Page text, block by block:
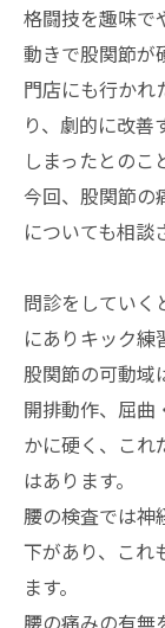
格闘技を趣味で
動きで股関節が
門店にも行かれ
り、劇的に改善
しまったとのこ
今回、股関節の
についても相談
問診をしていく
にありキック練
股関節の可動域
開排動作、屈曲
かに硬く、これ
はあります。
腰の検査では神
下があり、これ
ます。
腰の痛みの有無